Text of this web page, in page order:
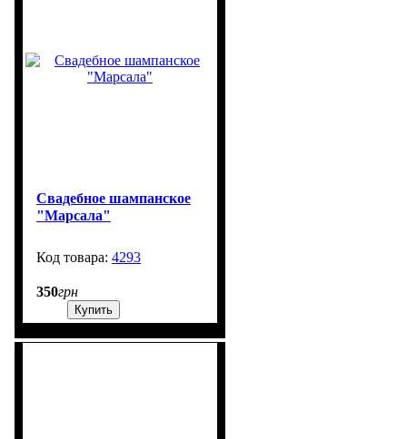
Свадебное шампанское
"Марсала"
4293
350грн
Купить